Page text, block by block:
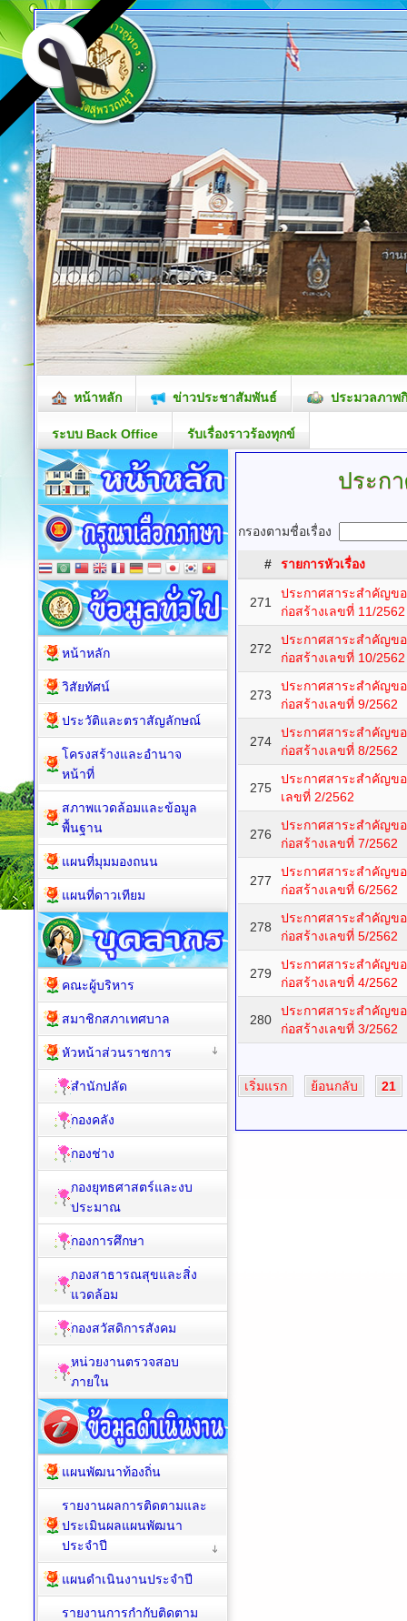
หน้าหลัก ข่าวประชาสัมพันธ์ ประมวลภาพ
ระบบ Back Office รับเรื่องราวร้องทุกข์
ประก
กรองตามชื่อเรื่อง
# รายการหัวเรื่อง
271
ประกาศสาระสำคัญ
ก่อสร้างเลขที่ 11/2562
272
ประกาศสาระสำคัญ
ก่อสร้างเลขที่ 10/2562
273
ประกาศสาระสำคัญ
ก่อสร้างเลขที่ 9/2562
274
ประกาศสาระสำคัญ
ก่อสร้างเลขที่ 8/2562
275
ประกาศสาระสำคัญ
เลขที่ 2/2562
276
ประกาศสาระสำคัญ
ก่อสร้างเลขที่ 7/2562
277
ประกาศสาระสำคัญ
ก่อสร้างเลขที่ 6/2562
278
ประกาศสาระสำคัญ
ก่อสร้างเลขที่ 5/2562
279
ประกาศสาระสำคัญ
ก่อสร้างเลขที่ 4/2562
280
ประกาศสาระสำคัญ
ก่อสร้างเลขที่ 3/2562
เริ่มแรก ย้อนกลับ 21
หน้าหลัก
วิสัยทัศน์
ประวัติและตราสัญลักษณ์
โครงสร้างและอำนาจ
หน้าที่
สภาพแวดล้อมและข้อมูล
พื้นฐาน
แผนที่มุมมองถนน
แผนที่ดาวเทียม
คณะผู้บริหาร
สมาชิกสภาเทศบาล
หัวหน้าส่วนราชการ
สำนักปลัด
กองคลัง
กองช่าง
กองยุทธศาสตร์และงบ
ประมาณ
กองการศึกษา
กองสาธารณสุขและสิ่ง
แวดล้อม
กองสวัสดิการสังคม
หน่วยงานตรวจสอบ
ภายใน
แผนพัฒนาท้องถิ่น
รายงานผลการติดตามและ
ประเมินผลแผนพัฒนา
ประจำปี
แผนดำเนินงานประจำปี
รายงานการกำกับติดตาม